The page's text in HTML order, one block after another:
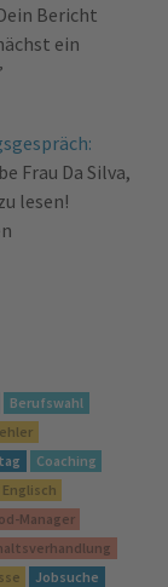
Bericht
ein
Frau Da Silva,
lesen!
Berufswahl
Coaching
Englisch
Manager
Jobsuche